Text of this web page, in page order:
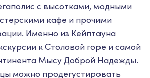
с высотками, модными
кафе и прочими
Именно из Кейптауна
к Столовой горе и самой
Мысу Доброй Надежды.
можно продегустировать